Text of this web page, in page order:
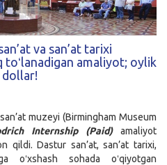
va san’at tarixi
toʻlanadigan amaliyot; oylik
dollar!
muzeyi (Birmingham Museum
Internship (Paid)amaliyot
qildi. Dastur san’at, san’at tarixi,
oʻxshash sohada oʻqiyotgan